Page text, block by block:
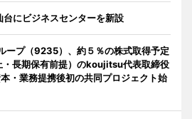
台にビジネスセンターを新設
ープ（9235）、約５％の株式取得予定
・長期保有前提）のkoujitsu代表取締役
・業務提携後初の共同プロジェクト始